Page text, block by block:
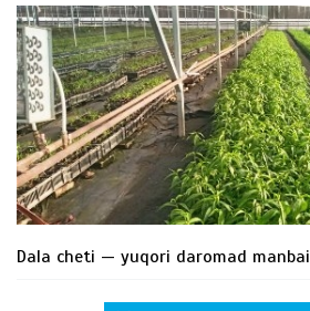
Dala cheti — yuqori daromad manbai